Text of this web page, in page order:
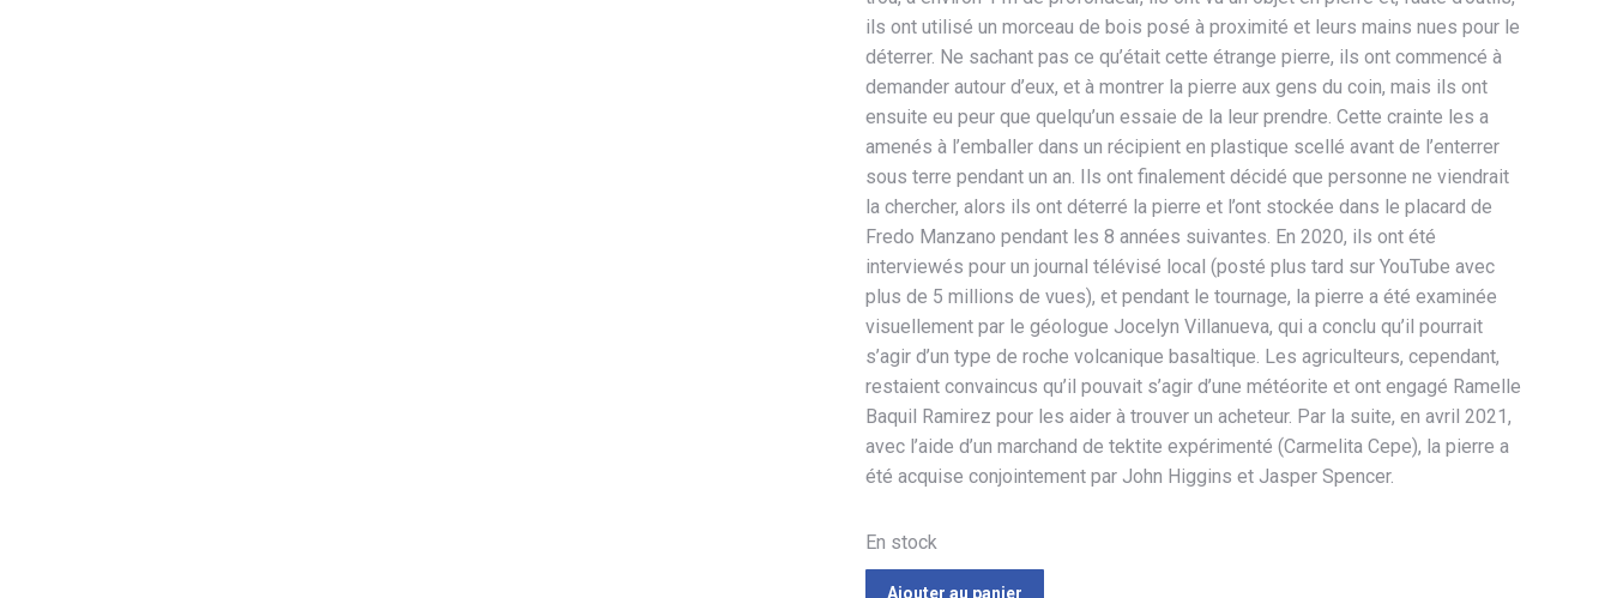
ils ont utilisé un morceau de bois posé à proximité et leurs mains nues pour le
déterrer. Ne sachant pas ce qu’était cette étrange pierre, ils ont commencé à
demander autour d’eux, et à montrer la pierre aux gens du coin, mais ils ont
ensuite eu peur que quelqu’un essaie de la leur prendre. Cette crainte les a
amenés à l’emballer dans un récipient en plastique scellé avant de l’enterrer
sous terre pendant un an. Ils ont finalement décidé que personne ne viendrait
la chercher, alors ils ont déterré la pierre et l’ont stockée dans le placard de
Fredo Manzano pendant les 8 années suivantes. En 2020, ils ont été
interviewés pour un journal télévisé local (posté plus tard sur YouTube avec
plus de 5 millions de vues), et pendant le tournage, la pierre a été examinée
visuellement par le géologue Jocelyn Villanueva, qui a conclu qu’il pourrait
s’agir d’un type de roche volcanique basaltique. Les agriculteurs, cependant,
restaient convaincus qu’il pouvait s’agir d’une météorite et ont engagé Ramelle
Baquil Ramirez pour les aider à trouver un acheteur. Par la suite, en avril 2021,
avec l’aide d’un marchand de tektite expérimenté (Carmelita Cepe), la pierre a
été acquise conjointement par John Higgins et Jasper Spencer.
En stock
Ajouter au panier